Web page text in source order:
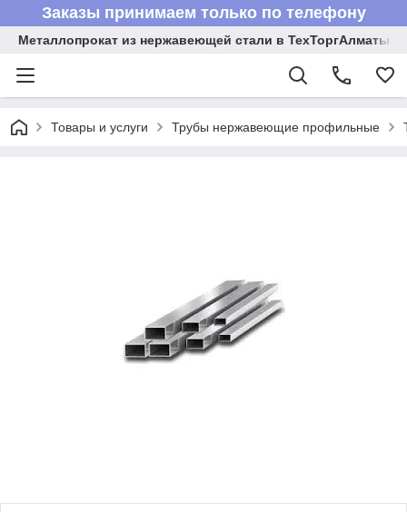
Заказы принимаем только по телефону
Металлопрокат из нержавеющей стали в ТехТоргАлматы
Товары и услуги Трубы нержавеющие профильные